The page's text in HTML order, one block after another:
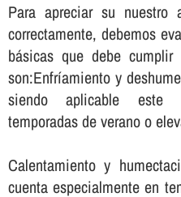
Para apreciar su nuestro
correctamente, debemos
básicas que debe
son:Enfrí­amiento y
siendo aplicable este
temporadas de verano o
Calentamiento y
cuenta especialmente en